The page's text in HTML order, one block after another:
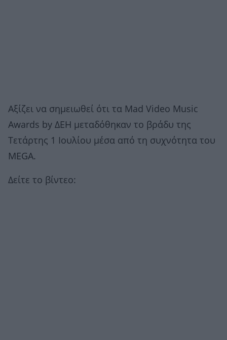
Αξίζει να σημειωθεί ότι τα Mad Video Music
Awards by ΔΕΗ μεταδόθηκαν το βράδυ της
Τετάρτης 1 Ιουλίου μέσα από τη συχνότητα του
MEGA.
Δείτε το βίντεο: